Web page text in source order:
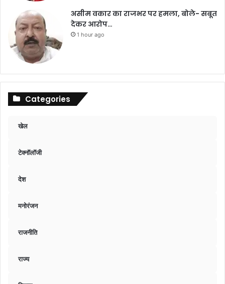
असीम वकार का राजभर पर हमला, बोले- सबूत
देकर आरोप…
1 hour ago
Categories
खेल
टेक्नॉलॉजी
देश
मनोरंजन
राजनीति
राज्य